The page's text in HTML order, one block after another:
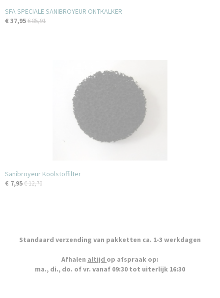
SFA SPECIALE SANIBROYEUR ONTKALKER
€ 37,95€ 85,91
Sanibroyeur Koolstoffilter
€ 7,95€ 12,70
Standaard verzending van pakketten ca. 1-3 werkdagen
Afhalen altijd op afspraak op:
ma., di., do. of vr. vanaf 09:30 tot uiterlijk 16:30